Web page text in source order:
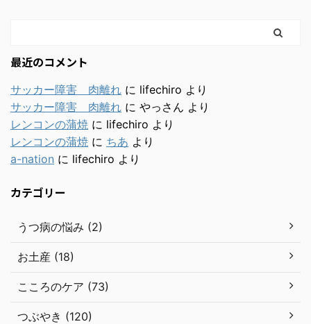
最近のコメント
サッカー障害 肉離れ に lifechiro より
サッカー障害 肉離れ に やっさん より
レンコンの蒲焼 に lifechiro より
レンコンの蒲焼 に ちあ より
a-nation に lifechiro より
カテゴリー
うつ病の悩み (2)
お土産 (18)
こころのケア (73)
つぶやき (120)